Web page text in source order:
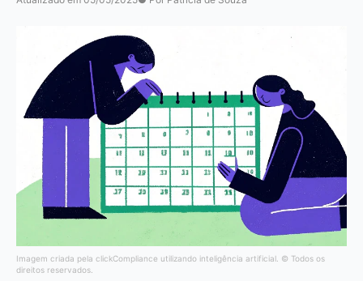
Imagem criada pela clickCompliance utilizando inteligência artificial. © Todos os
direitos reservados.